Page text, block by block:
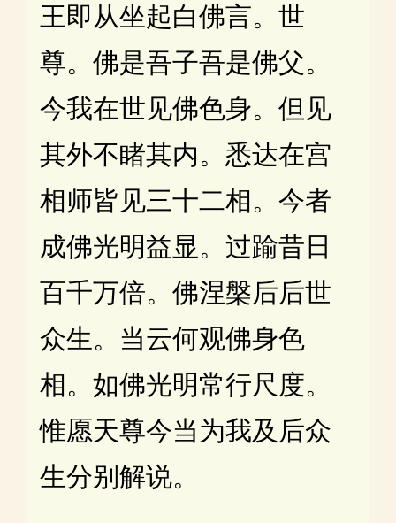
王即从坐起白佛言。世
尊。佛是吾子吾是佛父。
今我在世见佛色身。但见
其外不睹其内。悉达在宫
相师皆见三十二相。今者
成佛光明益显。过踰昔日
百千万倍。佛涅槃后后世
众生。当云何观佛身色
相。如佛光明常行尺度。
惟愿天尊今当为我及后众
生分别解说。